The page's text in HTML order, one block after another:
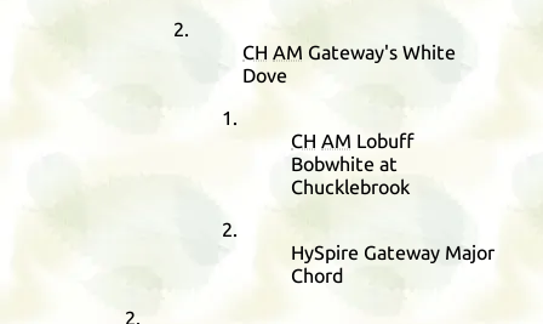
CH AM Gateway's White
Dove
CH AM Lobuff
Bobwhite at
Chucklebrook
HySpire Gateway Major
Chord